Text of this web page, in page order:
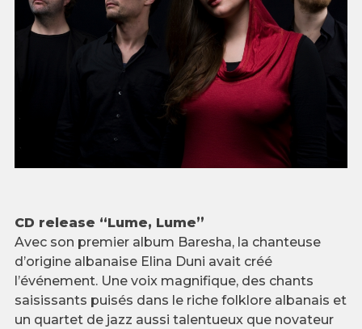
CD release “Lume, Lume”
Avec son premier album Baresha, la chanteuse
d’origine albanaise Elina Duni avait créé
l’événement. Une voix magnifique, des chants
saisissants puisés dans le riche folklore albanais et
un quartet de jazz aussi talentueux que novateur